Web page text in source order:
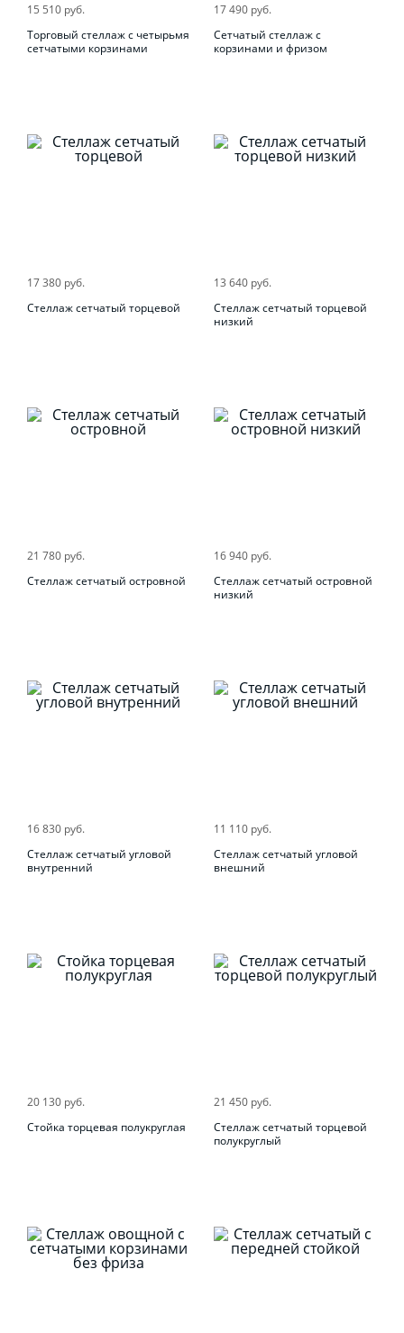
15 510 руб.
Торговый стеллаж с четырьмя
сетчатыми корзинами
17 490 руб.
Сетчатый стеллаж с
корзинами и фризом
17 380 руб.
Стеллаж сетчатый торцевой
13 640 руб.
Стеллаж сетчатый торцевой
низкий
21 780 руб.
Стеллаж сетчатый островной
16 940 руб.
Стеллаж сетчатый островной
низкий
16 830 руб.
Стеллаж сетчатый угловой
внутренний
11 110 руб.
Стеллаж сетчатый угловой
внешний
20 130 руб.
Стойка торцевая полукруглая
21 450 руб.
Стеллаж сетчатый торцевой
полукруглый